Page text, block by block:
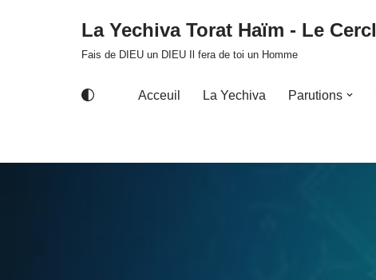
La Yechiva Torat Haïm - Le
Fais de DIEU un DIEU Il fera de toi un Homme
Acceuil La Yechiva Parutions